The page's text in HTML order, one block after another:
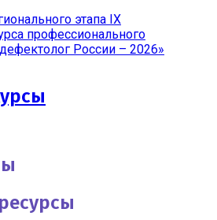
этапа IX
профессионального
России – 2026»